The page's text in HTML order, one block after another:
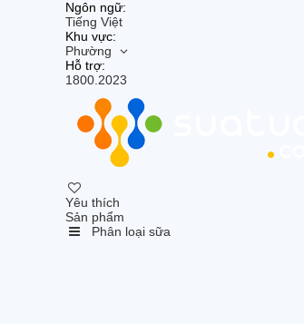
Ngôn ngữ:
Tiếng Việt
Khu vực:
Phường
Hỗ trợ:
1800.2023
Yêu thích
Sản phẩm
Phân loại sữa